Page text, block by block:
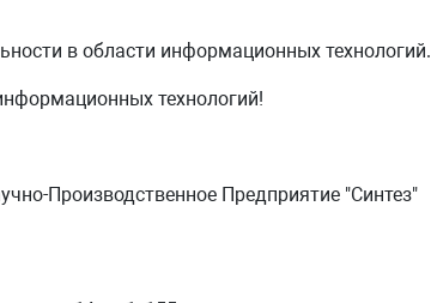
в области информационных технологий.
технологий!
Производственное Предприятие "Синтез"